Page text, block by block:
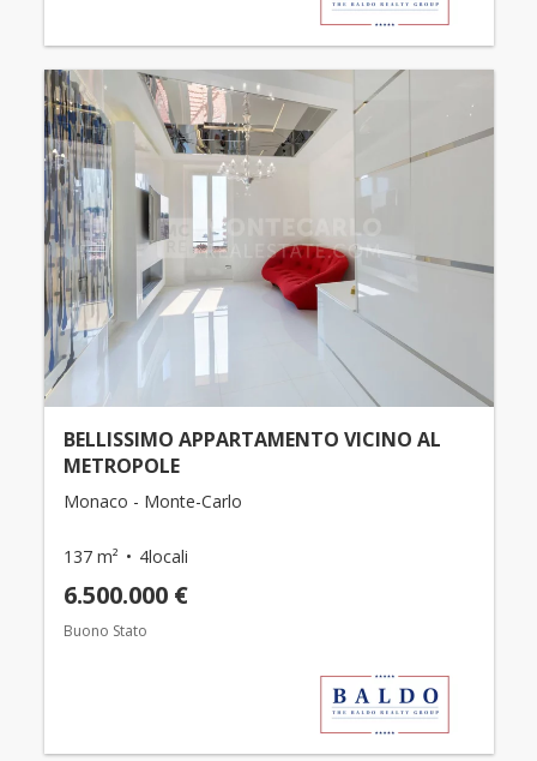
BELLISSIMO APPARTAMENTO VICINO AL
METROPOLE
Monaco - Monte-Carlo
137 m² 4locali
6.500.000 €
Buono Stato